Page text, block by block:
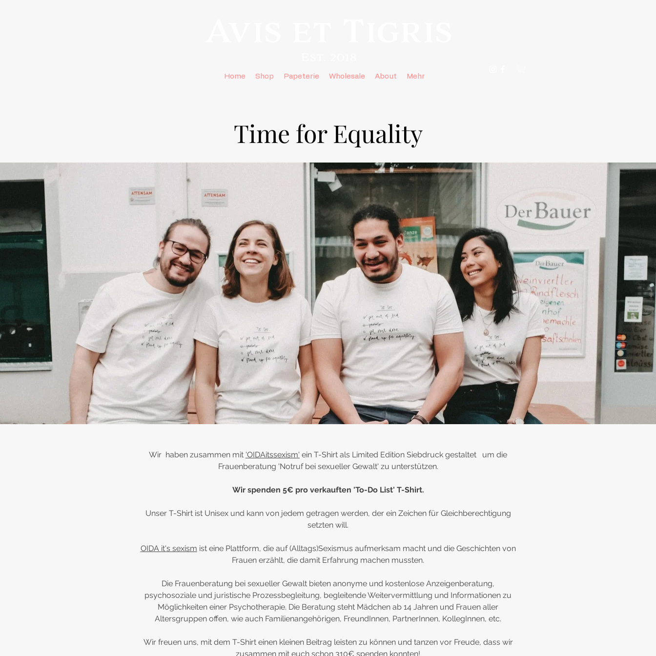
Home Shop Papeterie Wholesale About Mehr
Time for Equality
Wir haben zusammen mit 'OIDAitssexism' ein T-Shirt als Limited Edition Siebdruck gestaltet um die
Frauenberatung 'Notruf bei sexueller Gewalt' zu unterstützen.
Wir spenden 5€ pro verkauften 'To-Do List' T-Shirt.
Unser T-Shirt ist Unisex und kann von jedem getragen werden, der ein Zeichen für Gleichberechtigung
setzten will.
OIDA it's sexism ist eine Plattform, die auf (Alltags)Sexismus aufmerksam macht und die Geschichten von
Frauen erzählt, die damit Erfahrung machen mussten.
Die Frauenberatung bei sexueller Gewalt bieten anonyme und kostenlose Anzeigenberatung,
psychosoziale und juristische Prozessbegleitung, begleitende Weitervermittlung und Informationen zu
Möglichkeiten einer Psychotherapie. Die Beratung steht Mädchen ab 14 Jahren und Frauen aller
Altersgruppen offen, wie auch Familienangehörigen, FreundInnen, PartnerInnen, KollegInnen, etc.
Wir freuen uns, mit dem T-Shirt einen kleinen Beitrag leisten zu können und tanzen vor Freude, dass wir
zusammen mit euch schon 310€ spenden konnten!